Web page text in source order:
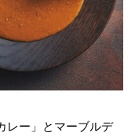
レー」とマーブルデ